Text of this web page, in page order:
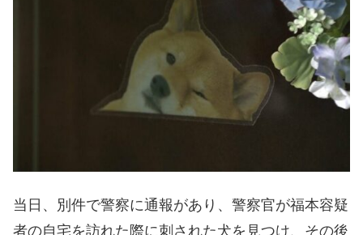
当日、別件で警察に通報があり、警察官が福本容疑
者の自宅を訪れた際に刺された犬を見つけ、その後